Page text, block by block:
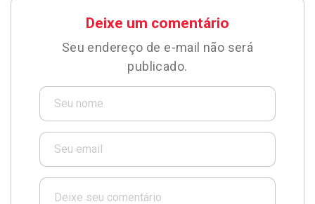
Deixe um comentário
Seu endereço de e-mail não será
publicado.